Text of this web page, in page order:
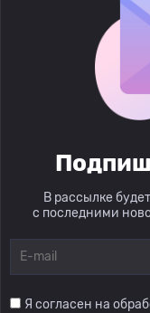
В рассылке
с последними
Я согласен на